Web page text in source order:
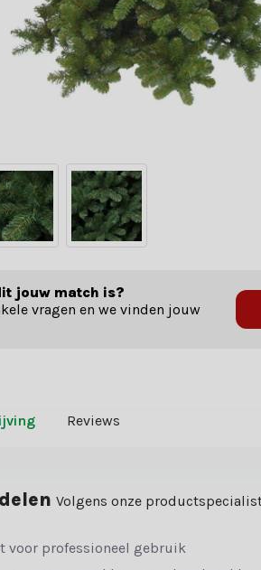
jouw match is?
vragen en we vinden jouw
Reviews
Volgens onze
voor professioneel gebruik